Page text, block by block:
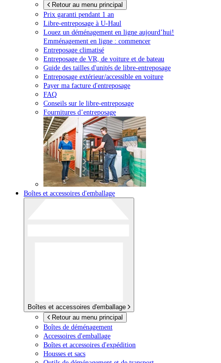
Retour au menu principal
Prix garanti pendant 1 an
Libre-entreposage à U-Haul
Louez un déménagement en ligne aujourd’hui!
Emménagement en ligne : commencer
Entreposage climatisé
Entreposage de VR, de voiture et de bateau
Guide des tailles d'unités de libre-entreposage
Entreposage extérieur/accessible en voiture
Payer ma facture d'entreposage
FAQ
Conseils sur le libre-entreposage
Fournitures d’entreposage
Boîtes et accessoires d'emballage
Boîtes et accessoires d'emballage
Retour au menu principal
Boîtes de déménagement
Accessoires d'emballage
Boîtes et accessoires d'expédition
Housses et sacs